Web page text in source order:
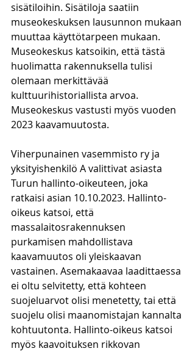
sisätiloihin. Sisätiloja saatiin
museokeskuksen lausunnon mukaan
muuttaa käyttötarpeen mukaan.
Museokeskus katsoikin, että tästä
huolimatta rakennuksella tulisi
olemaan merkittävää
kulttuurihistoriallista arvoa.
Museokeskus vastusti myös vuoden
2023 kaavamuutosta.
Viherpunainen vasemmisto ry ja
yksityishenkilö A valittivat asiasta
Turun hallinto-oikeuteen, joka
ratkaisi asian 10.10.2023. Hallinto-
oikeus katsoi, että
massalaitosrakennuksen
purkamisen mahdollistava
kaavamuutos oli yleiskaavan
vastainen. Asemakaavaa laadittaessa
ei oltu selvitetty, että kohteen
suojeluarvot olisi menetetty, tai että
suojelu olisi maanomistajan kannalta
kohtuutonta. Hallinto-oikeus katsoi
myös kaavoituksen rikkovan